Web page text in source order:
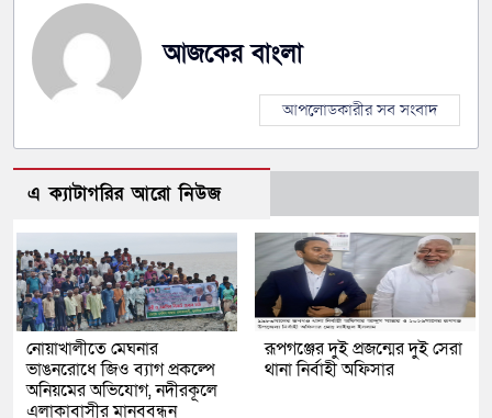
আজকের বাংলা
আপলোডকারীর সব সংবাদ
এ ক্যাটাগরির আরো নিউজ
নোয়াখালীতে মেঘনার
ভাঙনরোধে জিও ব্যাগ প্রকল্পে
অনিয়মের অভিযোগ, নদীরকূলে
এলাকাবাসীর মানববন্ধন
রূপগঞ্জের দুই প্রজন্মের দুই সেরা
থানা নির্বাহী অফিসার